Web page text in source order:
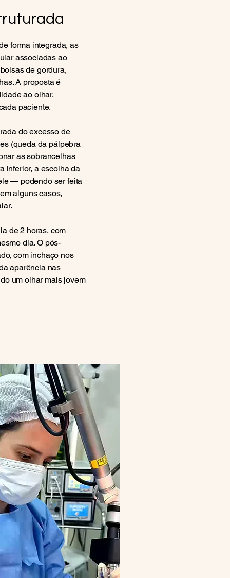
forma integrada, as
associadas ao
de gordura,
A proposta é
ao olhar,
paciente.
do excesso de
(queda da pálpebra
as sobrancelhas
inferior, a escolha da
— podendo ser feita
alguns casos,
de 2 horas, com
dia. O pós-
com inchaço nos
aparência nas
um olhar mais jovem